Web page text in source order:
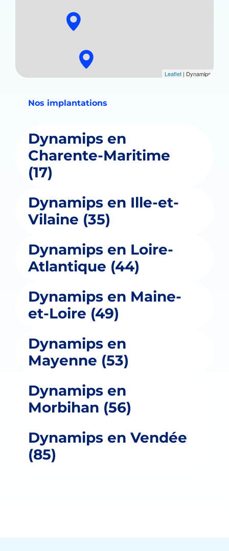
Leaflet | Dynamips
Nos implantations
Dynamips en
Charente-Maritime
(17)
Dynamips en Ille-et-
Vilaine (35)
Dynamips en Loire-
Atlantique (44)
Dynamips en Maine-
et-Loire (49)
Dynamips en
Mayenne (53)
Dynamips en
Morbihan (56)
Dynamips en Vendée
(85)